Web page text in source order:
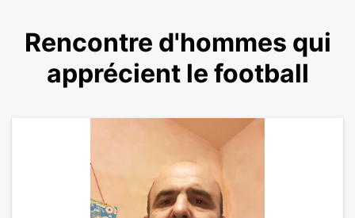
Rencontre d'hommes qui
apprécient le football